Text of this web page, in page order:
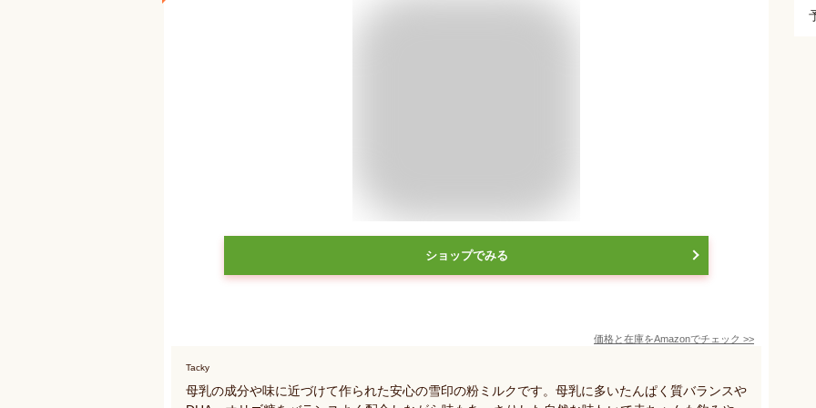
ショップでみる
価格と在庫をAmazonでチェック >>
Tacky
母乳の成分や味に近づけて作られた安心の雪印の粉ミルクです。母乳に多いたんぱく質バランスや